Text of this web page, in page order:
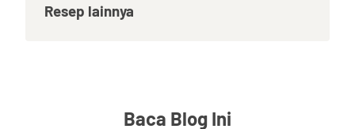
Resep lainnya
Baca Blog Ini